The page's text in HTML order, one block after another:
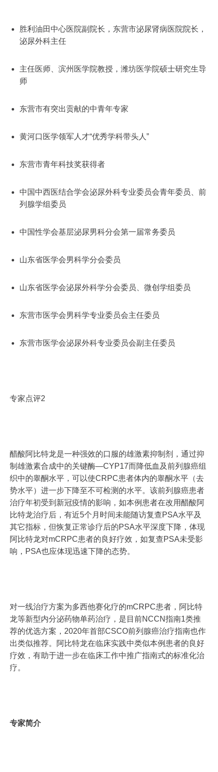
胜利油田中心医院副院长，东营市泌尿肾病医院院长，
泌尿外科主任
主任医师、滨州医学院教授，潍坊医学院硕士研究生导
师
东营市有突出贡献的中青年专家
黄河口医学领军人才“优秀学科带头人”
东营市青年科技奖获得者
中国中西医结合学会泌尿外科专业委员会青年委员、前
列腺学组委员
中国性学会基层泌尿男科分会第一届常务委员
山东省医学会男科学分会委员
山东省医学会泌尿外科学分会委员、微创学组委员
东营市医学会男科学专业委员会主任委员
东营市医学会泌尿外科专业委员会副主任委员
专家点评2
醋酸阿比特龙是一种强效的口服的雄激素抑制剂，通过抑
制雄激素合成中的关键酶—CYP17而降低血及前列腺癌组
织中的睾酮水平，可以使CRPC患者体内的睾酮水平（去
势水平）进一步下降至不可检测的水平。该前列腺癌患者
治疗年初受到新冠疫情的影响，如本例患者在改用醋酸阿
比特龙治疗后，有近5个月时间未能随访复查PSA水平及
其它指标，但恢复正常诊疗后的PSA水平深度下降，体现
阿比特龙对mCRPC患者的良好疗效，如复查PSA未受影
响，PSA也应体现迅速下降的态势。
对一线治疗方案为多西他赛化疗的mCRPC患者，阿比特
龙等新型内分泌药物单药治疗，是目前NCCN指南1类推
荐的优选方案，2020年首部CSCO前列腺癌治疗指南也作
出类似推荐。阿比特龙在临床实践中类似本例患者的良好
疗效，有助于进一步在临床工作中推广指南式的标准化治
疗。
专家简介